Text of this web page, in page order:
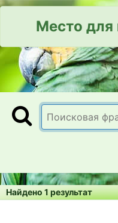
Место
Найдено 1 результат